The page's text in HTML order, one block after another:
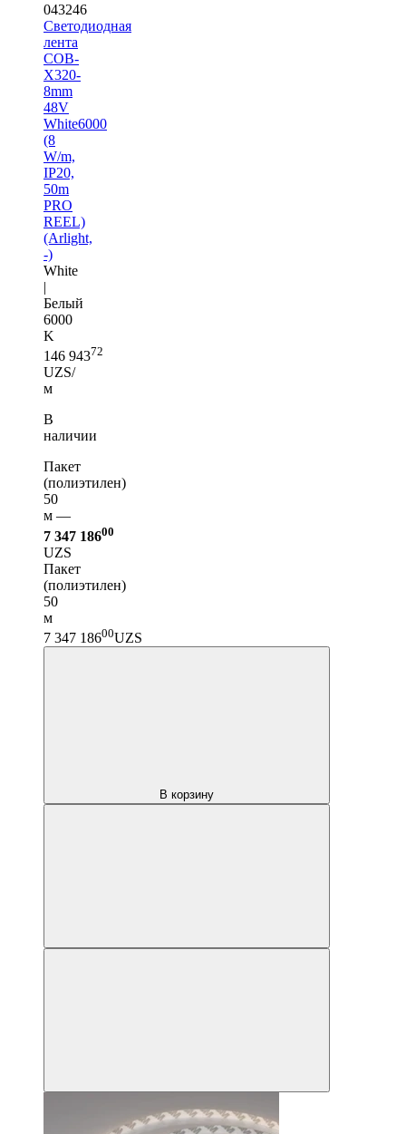
043246
Светодиодная
лента
COB-
X320-
8mm
48V
White6000
(8
W/m,
IP20,
50m
PRO
REEL)
(Arlight,
-)
White
|
Белый
6000
K
146 94372
UZS/
м
В
наличии
Пакет
(полиэтилен)
50
м —
7 347 18600
UZS
Пакет
(полиэтилен)
50
м
7 347 18600UZS
В корзину